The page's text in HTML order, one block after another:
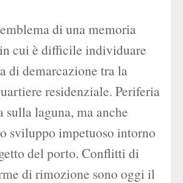
di una memoria
cui è difficile individuare
di demarcazione tra la
residenziale. Periferia
sulla laguna, ma anche
sviluppo impetuoso intorno
del porto. Conflitti di
di rimozione sono oggi il